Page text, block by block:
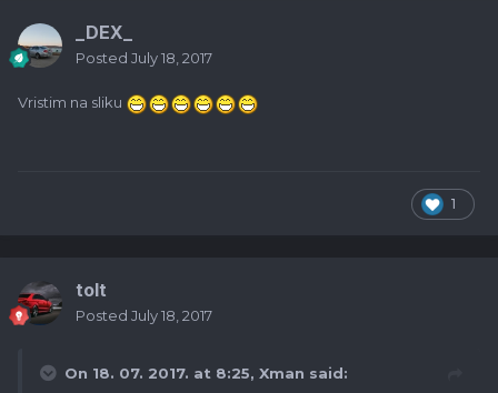
_DEX_
Posted July 18, 2017
Vristim na sliku
1
tolt
Posted July 18, 2017
On 18. 07. 2017. at 8:25, Xman said: